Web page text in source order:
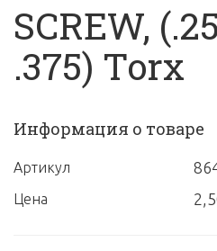
SCREW,
.375) Torx
Информация о товаре
Артикул
Цена